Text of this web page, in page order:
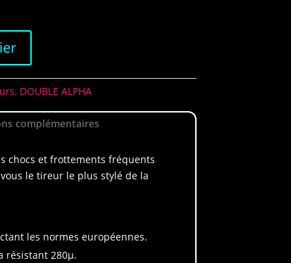
, DOUBLE ALPHA
complémentaires
chocs et frottements fréquents
le tireur le plus stylé de la
les normes européennes.
résistant 280µ.